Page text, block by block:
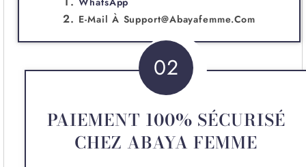
E-Mail À Support@abayafemme.com
02
PAIEMENT 100% SÉCURISÉ
CHEZ ABAYA FEMME